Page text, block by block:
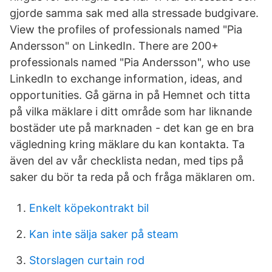
gjorde samma sak med alla stressade budgivare.
View the profiles of professionals named "Pia
Andersson" on LinkedIn. There are 200+
professionals named "Pia Andersson", who use
LinkedIn to exchange information, ideas, and
opportunities. Gå gärna in på Hemnet och titta
på vilka mäklare i ditt område som har liknande
bostäder ute på marknaden - det kan ge en bra
vägledning kring mäklare du kan kontakta. Ta
även del av vår checklista nedan, med tips på
saker du bör ta reda på och fråga mäklaren om.
Enkelt köpekontrakt bil
Kan inte sälja saker på steam
Storslagen curtain rod